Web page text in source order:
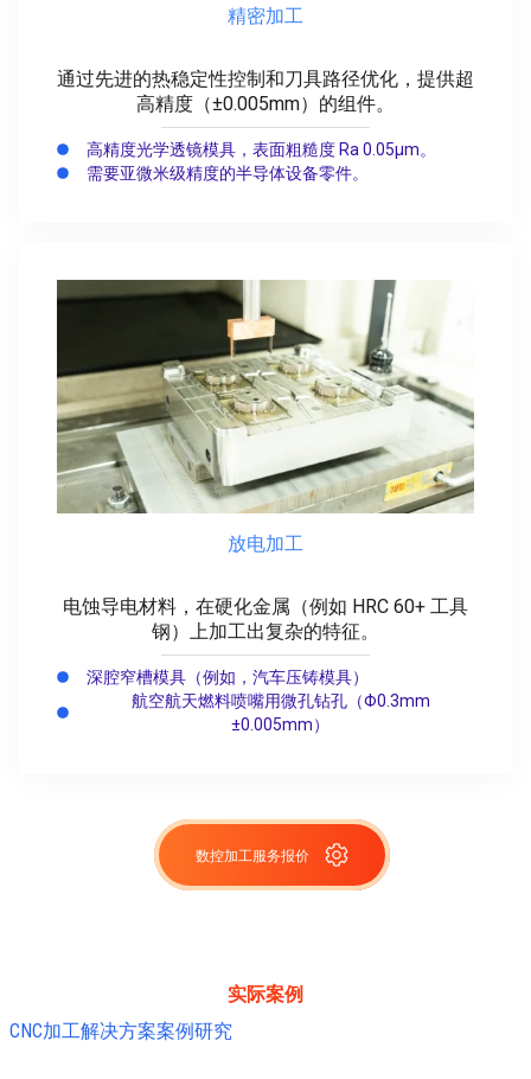
精密加工
通过先进的热稳定性控制和刀具路径优化，提供超
高精度（±0.005mm）的组件。
高精度光学透镜模具，表面粗糙度 Ra 0.05μm。
需要亚微米级精度的半导体设备零件。
放电加工
电蚀导电材料，在硬化金属（例如 HRC 60+ 工具
钢）上加工出复杂的特征。
深腔窄槽模具（例如，汽车压铸模具）
航空航天燃料喷嘴用微孔钻孔（Φ0.3mm
±0.005mm）
数控加工服务报价
实际案例
CNC加工解决方案案例研究